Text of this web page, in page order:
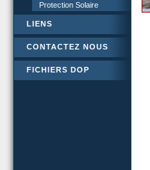
Protection Solaire
LIENS
CONTACTEZ NOUS
FICHIERS DOP